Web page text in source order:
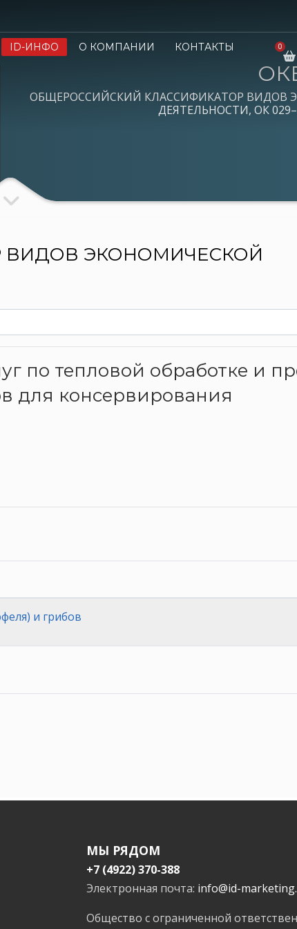
ID-ИНФО О КОМПАНИИ
КОНТАКТЫ
ОБЩЕРОССИЙСКИЙ КЛАССИФИКАТОР ВИДОВ
ДЕЯТЕЛЬНОСТИ, ОК
ЭКОНОМИЧЕСКОЙ
по тепловой обработке и
для консервирования
и грибов
МЫ РЯДОМ
+7 (4922) 370-388
Электронная почта: info@id-
Общество с ограниченной